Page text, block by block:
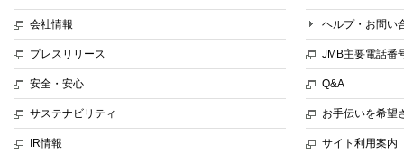
会社情報
プレスリリース
安全・安心
サステナビリティ
IR情報
ヘルプ・お問い
JMB主要電話番
Q&A
お手伝いを希望
サイト利用案内